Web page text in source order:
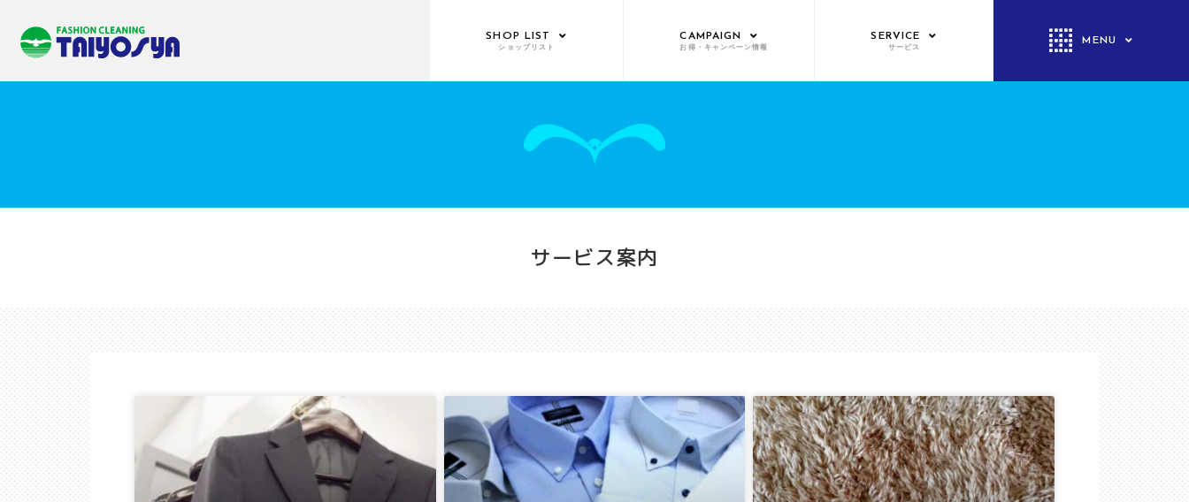
SHOP LIST
ショップリスト
CAMPAIGN
お得・キャンペーン情報
SERVICE
サービス MENU
サービス案内